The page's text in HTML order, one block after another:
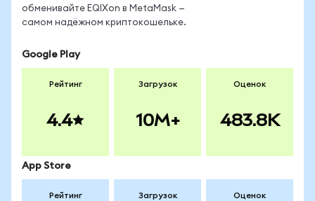
обменивайте EQIXon в MetaMask —
самом надёжном криптокошельке.
Google Play
Рейтинг
4.4
Загрузок
10M+
Оценок
483.8K
App Store
Рейтинг Загрузок Оценок